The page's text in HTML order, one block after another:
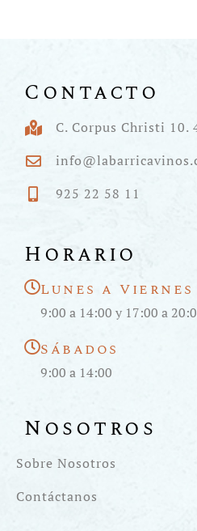
Contacto
C. Corpus Christi 10.
925 22 58 11
Horario
Lunes a Viernes
9:00 a 14:00 y 17:00 a
Sábados
9:00 a 14:00
Nosotros
Sobre Nosotros
Contáctanos